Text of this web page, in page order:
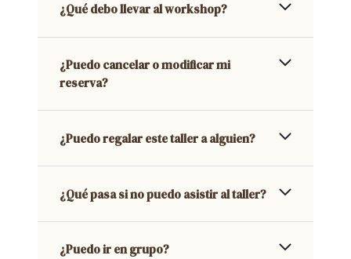
¿Qué debo llevar al workshop?
¿Puedo cancelar o modificar mi
reserva?
¿Puedo regalar este taller a alguien?
¿Qué pasa si no puedo asistir al taller?
¿Puedo ir en grupo?